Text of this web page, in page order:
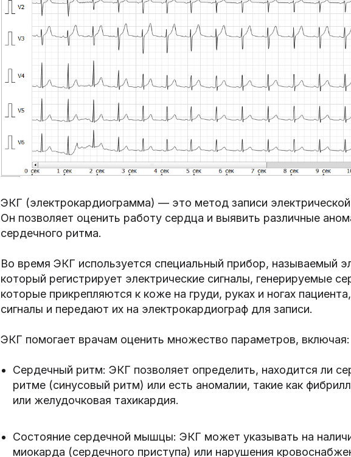
ЭКГ (электрокардиограмма) — это метод записи
Он позволяет оценить работу сердца и выявить различные
сердечного ритма.
Во время ЭКГ используется специальный прибор, называемый
который регистрирует электрические сигналы, генерируемые
которые прикрепляются к коже на груди, руках и ногах
сигналы и передают их на электрокардиограф для записи.
ЭКГ помогает врачам оценить множество параметров, включая:
Сердечный ритм: ЭКГ позволяет определить, находится ли
ритме (синусовый ритм) или есть аномалии, такие как
или желудочковая тахикардия.
Состояние сердечной мышцы: ЭКГ может указывать на
миокарда (сердечного приступа) или нарушения